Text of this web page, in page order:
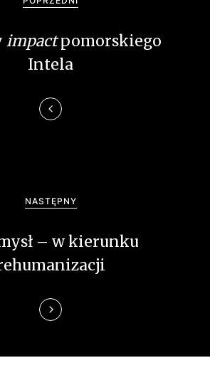
impactpomorskiego
Intela
NASTĘPNY
– w kierunku